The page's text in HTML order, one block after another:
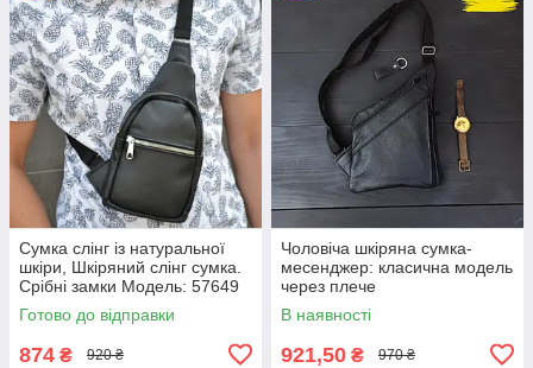
Сумка слінг із натуральної
шкіри, Шкіряний слінг сумка.
Срібні замки Модель: 57649
Готово до відправки
874 ₴ 920 ₴
Чоловіча шкіряна сумка-
месенджер: класична модель
через плече
В наявності
921,50 ₴ 970 ₴